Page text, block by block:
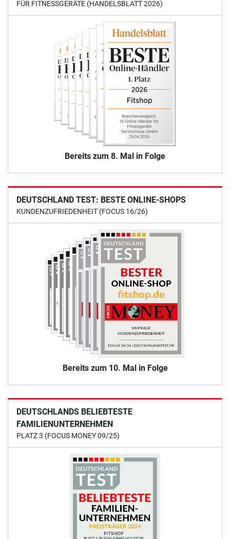
FÜR FITNESSGERÄTE (HANDELSBLATT 2026)
Bereits zum 8. Mal in Folge
DEUTSCHLAND TEST: BESTE ONLINE-SHOPS
KUNDENZUFRIEDENHEIT (FOCUS 16/26)
Bereits zum 10. Mal in Folge
DEUTSCHLANDS BELIEBTESTE
FAMILIENUNTERNEHMEN
PLATZ 3 (FOCUS MONEY 09/25)